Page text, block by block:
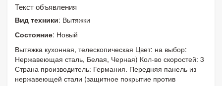
Текст объявления
Вид техники: Вытяжки
Состояние: Новый
Вытяжка кухонная, телескопическая Цвет: на выбор:
Нержавеющая сталь, Белая, Черная) Кол-во скоростей: 3
Страна производитель: Германия. Передняя панель из
нержавеющей стали (защитное покрытие против